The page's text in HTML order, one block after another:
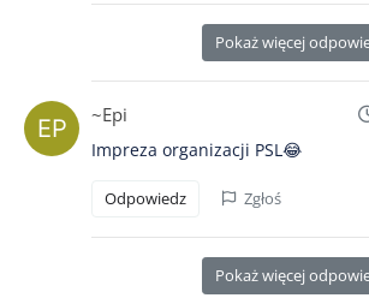
Pokaż więcej
~Epi
Impreza organizacji PSL😂
Odpowiedz Zgłoś
Pokaż więcej